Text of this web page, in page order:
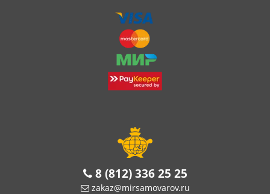
8 (812) 336 25 25
zakaz@mirsamovarov.ru